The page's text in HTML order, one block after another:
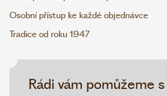
Rádi vám pomůžeme
Osobní přístup ke každé objednávce
Tradice od roku 1947